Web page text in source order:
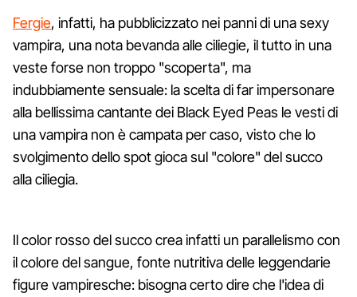
Fergie, infatti, ha pubblicizzato nei panni di una sexy
vampira, una nota bevanda alle ciliegie, il tutto in una
veste forse non troppo "scoperta", ma
indubbiamente sensuale: la scelta di far impersonare
alla bellissima cantante dei Black Eyed Peas le vesti di
una vampira non è campata per caso, visto che lo
svolgimento dello spot gioca sul "colore" del succo
alla ciliegia.
Il color rosso del succo crea infatti un parallelismo con
il colore del sangue, fonte nutritiva delle leggendarie
figure vampiresche: bisogna certo dire che l'idea di